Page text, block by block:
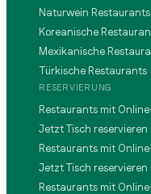
Naturwein Restaurants
Koreanische
Mexikanische
Türkische Restaurants
RESERVIERUNG
Restaurants mit
Jetzt Tisch reservieren
Restaurants mit
Jetzt Tisch reservieren
Restaurants mit